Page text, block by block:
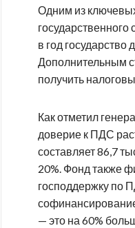
Одним из
в год государство
Дополнительным
получить
Как отметил
доверие к ПДС
составляет 86,7
20%. Фонд также
господдержку по
— это на 60%